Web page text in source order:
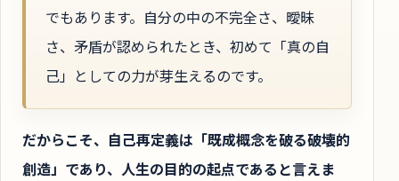
でもあります。自分の中の不完全さ、曖昧
さ、矛盾が認められたとき、初めて「真の自
己」としての力が芽生えるのです。
だからこそ、自己再定義は「既成概念を破る破壊的
創造」であり、人生の目的の起点であると言えま